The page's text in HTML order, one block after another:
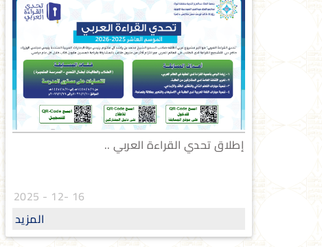
إطلاق تحدي القراءة العربي ..
16 -12 - 2025
المزيد